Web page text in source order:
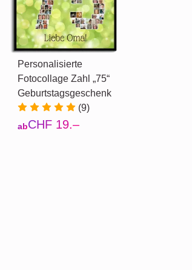
Personalisierte
Fotocollage Zahl „75“
Geburtstagsgeschenk
(9)
abCHF 19.–